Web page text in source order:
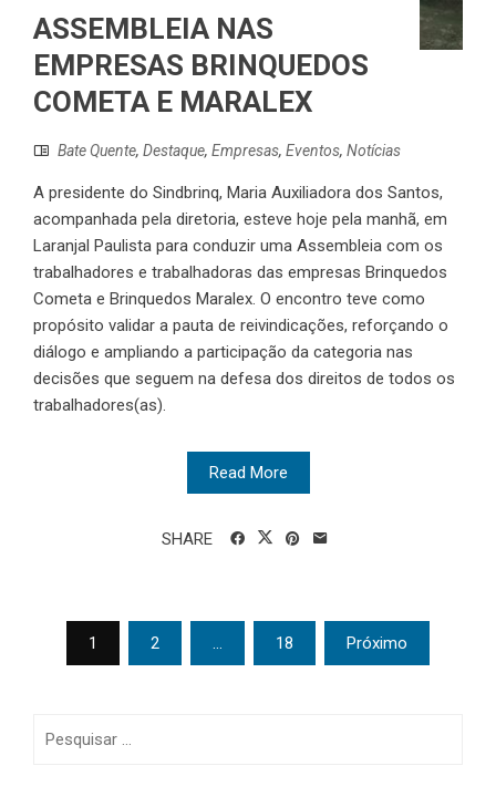
ASSEMBLEIA NAS
EMPRESAS BRINQUEDOS
COMETA E MARALEX
Bate Quente, Destaque, Empresas, Eventos, Notícias
A presidente do Sindbrinq, Maria Auxiliadora dos Santos,
acompanhada pela diretoria, esteve hoje pela manhã, em
Laranjal Paulista para conduzir uma Assembleia com os
trabalhadores e trabalhadoras das empresas Brinquedos
Cometa e Brinquedos Maralex. O encontro teve como
propósito validar a pauta de reivindicações, reforçando o
diálogo e ampliando a participação da categoria nas
decisões que seguem na defesa dos direitos de todos os
trabalhadores(as).
Read More
SHARE
Paginação
1 2 18 Próximo